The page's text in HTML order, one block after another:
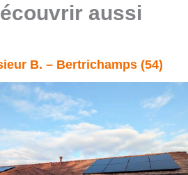
aussi
B. – Bertrichamps (54)